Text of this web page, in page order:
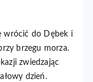
wrócić do Dębek i
brzegu morza.
zwiedzając
dzień.